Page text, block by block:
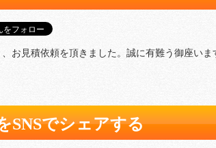
お見積依頼を頂きました。誠に有難う御座いま
SNSでシェアする